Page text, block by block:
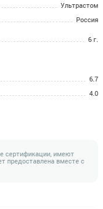
Ультрастом
Россия
6 г.
6.7
4.0
сертификации, имеют
предоставлена вместе с